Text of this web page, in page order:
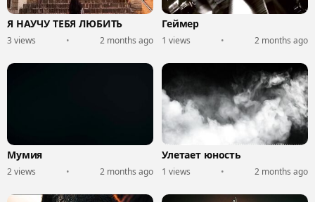
Я НАУЧУ ТЕБЯ ЛЮБИТЬ
3 views • 2 months ago
Геймер
1 views • 2 months ago
Мумия
2 views • 2 months ago
Улетает юность
1 views • 2 months ago